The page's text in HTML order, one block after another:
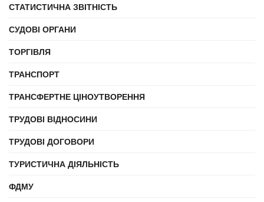
СТАТИСТИЧНА ЗВІТНІСТЬ
СУДОВІ ОРГАНИ
ТОРГІВЛЯ
ТРАНСПОРТ
ТРАНСФЕРТНЕ ЦІНОУТВОРЕННЯ
ТРУДОВІ ВІДНОСИНИ
ТРУДОВІ ДОГОВОРИ
ТУРИСТИЧНА ДІЯЛЬНІСТЬ
ФДМУ